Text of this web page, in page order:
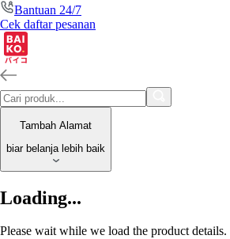
Bantuan 24/7
Cek daftar pesanan
Tambah Alamat
biar belanja lebih baik
Loading...
Please wait while we load the product details.